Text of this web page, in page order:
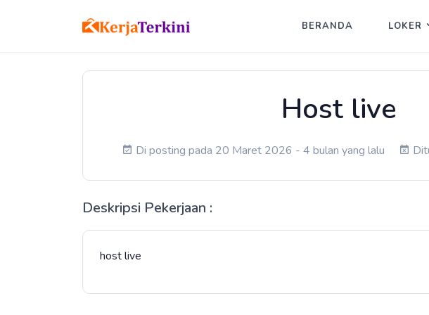
BERANDA LOKER
Host live
Di posting pada 20 Maret 2026 - 4 bulan yang lalu
Deskripsi Pekerjaan :
host live